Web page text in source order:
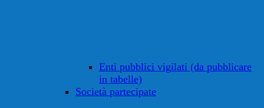
Enti pubblici vigilati (da pubblicare
in tabelle)
Società partecipate